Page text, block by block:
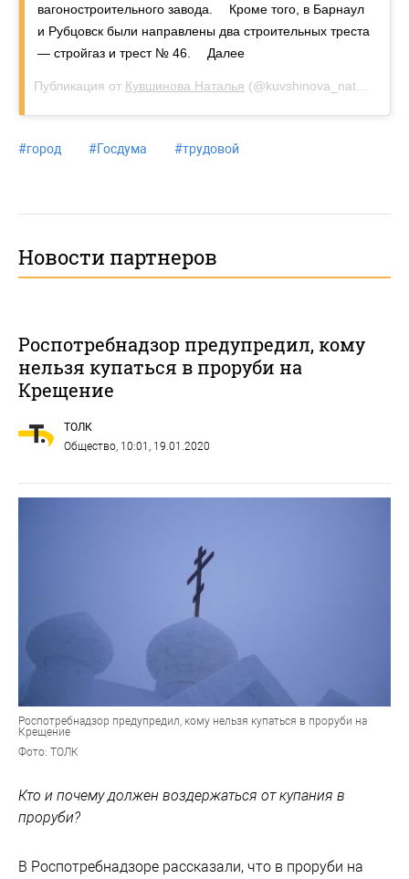
вагоностроительного завода. ⠀ Кроме того, в Барнаул
и Рубцовск были направлены два строительных треста
— стройгаз и трест № 46. ⠀ Далее️
Публикация от Кувшинова Наталья (@kuvshinova_natalya)
#город #Госдума #трудовой
Новости партнеров
Роспотребнадзор предупредил, кому
нельзя купаться в проруби на
Крещение
ТОЛК
Общество , 10:01, 19.01.2020
Роспотребнадзор предупредил, кому нельзя купаться в проруби на
Крещение
Фото: ТОЛК
Кто и почему должен воздержаться от купания в
проруби?
В Роспотребнадзоре рассказали, что в проруби на